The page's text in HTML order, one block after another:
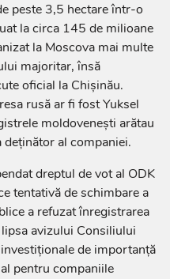
peste 3,5 hectare într-o
la circa 145 de milioane
la Moscova mai multe
majoritar, însă
oficial la Chișinău.
rusă ar fi fost Yuksel
moldovenești arătau
al companiei.
dreptul de vot al ODK
tentativă de schimbare a
a refuzat înregistrarea
avizului Consiliului
de importanță
pentru companiile